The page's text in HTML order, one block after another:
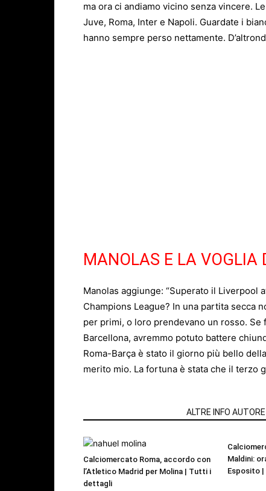
ma ora ci andiamo vicino senza vincere.
Juve, Roma, Inter e Napoli. Guardate i
hanno sempre perso nettamente.
MANOLAS E LA VOGLIA
Manolas aggiunge: “Superato il Liverpool
Champions League? In una partita secca
per primi, o loro prendevano un rosso.
Barcellona, avremmo potuto battere
Roma-Barça è stato il giorno più bello
merito mio. La fortuna è stata che il terzo
ALTRE INFO AUTORE
Calciomercato Roma, accordo con
l’Atletico Madrid per Molina | Tutti i
dettagli
Maldini:
Esposito |